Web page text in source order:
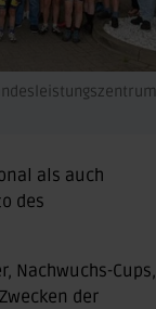
als auch
des
Nachwuchs-Cups,
der